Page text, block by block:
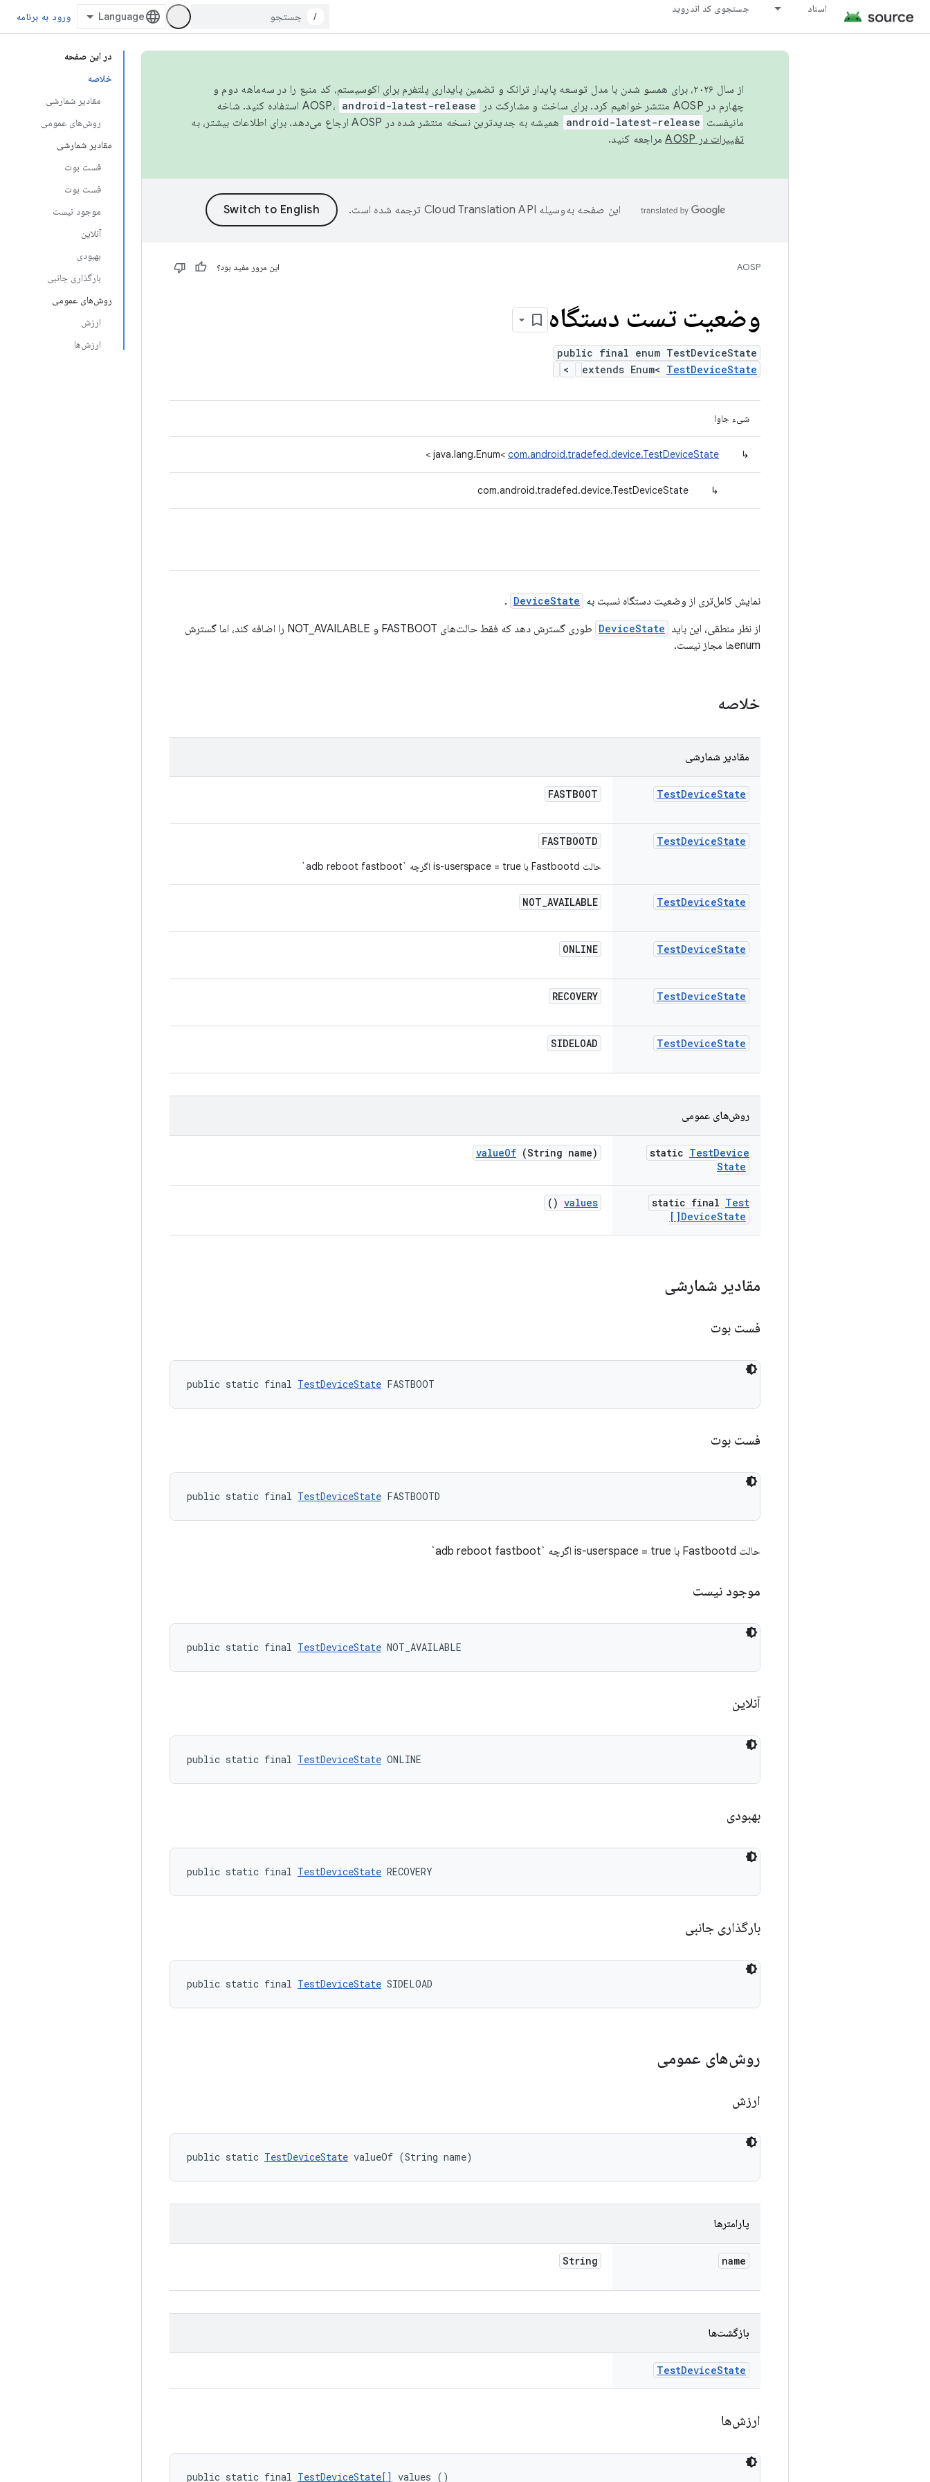
اسناد جستجوی کد اندروید
/ ورود به برنامه
در این صفحه
خلاصه
مقادیر شمارشی
روش‌های عمومی
مقادیر شمارشی
فست بوت
فست بوت
موجود نیست
آنلاین
بهبودی
بارگذاری جانبی
روش‌های عمومی
ارزش
ارزش‌ها
از سال ۲۰۲۶، برای همسو شدن با مدل توسعه پایدار ترانک و تضمین پایداری پلتفرم برای اکوسیستم، کد منبع را در سه‌ماهه دوم و
چهارم در AOSP منتشر خواهیم کرد. برای ساخت و مشارکت در AOSP،
android-latest-release
استفاده کنید. شاخه
مانیفست android-latest-release
همیشه به جدیدترین نسخه منتشر شده در AOSP ارجاع می‌دهد. برای اطلاعات بیشتر، به
تغییرات در AOSP
مراجعه کنید.
این صفحه به‌وسیله ترجمه شده است.
AOSP این مرور مفید بود؟
وضعیت تست دستگاه
public final enum TestDeviceState
extends Enum< TestDeviceState
>
شیء جاوا
↳
java.lang.Enum< com.android.tradefed.device.TestDeviceState
>
↳
com.android.tradefed.device.TestDeviceState
نمایش کامل‌تری از وضعیت دستگاه نسبت به DeviceState
.
از نظر منطقی، این باید DeviceState
طوری گسترش دهد که فقط حالت‌های FASTBOOT و NOT_AVAILABLE را اضافه کند، اما گسترش
enumها مجاز نیست.
خلاصه
مقادیر شمارشی
TestDeviceState
FASTBOOT
TestDeviceState
FASTBOOTD
حالت Fastbootd با is-userspace = true اگرچه `adb reboot fastboot`
TestDeviceState
NOT_AVAILABLE
TestDeviceState
ONLINE
TestDeviceState
RECOVERY
TestDeviceState
SIDELOAD
روش‌های عمومی
static TestDevice
State
valueOf (String name)
static final Test
DeviceState[]
values
()
مقادیر شمارشی
فست بوت
public static final TestDeviceState FASTBOOT
فست بوت
public static final TestDeviceState FASTBOOTD
حالت Fastbootd با is-userspace = true اگرچه `adb reboot fastboot`
موجود نیست
public static final TestDeviceState NOT_AVAILABLE
آنلاین
public static final TestDeviceState ONLINE
بهبودی
public static final TestDeviceState RECOVERY
بارگذاری جانبی
public static final TestDeviceState SIDELOAD
روش‌های عمومی
ارزش
public static TestDeviceState valueOf (String name)
پارامترها
name
String
بازگشت‌ها
TestDeviceState
ارزش‌ها
public static final TestDeviceState[] values ()